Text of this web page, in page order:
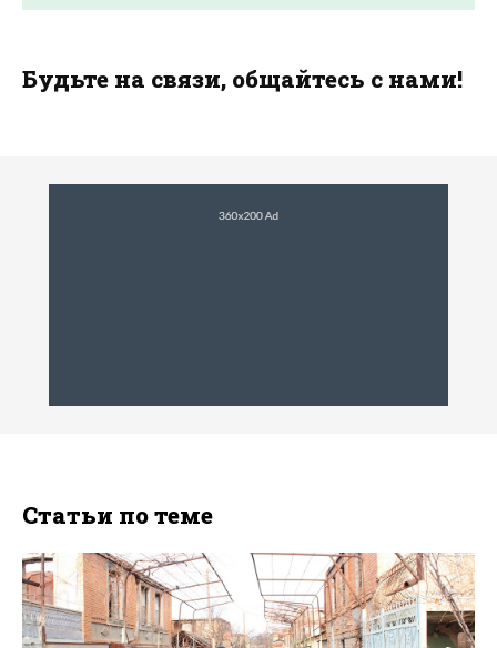
Будьте на связи, общайтесь с нами!
Статьи по теме